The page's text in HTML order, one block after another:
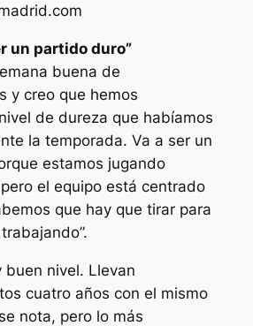
un partido duro”
buena de
y creo que hemos
de dureza que habíamos
la temporada. Va a ser un
estamos jugando
el equipo está centrado
que hay que tirar para
buen nivel. Llevan
cuatro años con el mismo
nota, pero lo más